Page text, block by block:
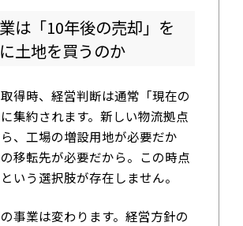
は「10年後の売却」を
土地を買うのか
得時、経営判断は通常「現在の
集約されます。新しい物流拠点
、工場の増設用地が必要だか
移転先が必要だから。この時点
いう選択肢が存在しません。
事業は変わります。経営方針の